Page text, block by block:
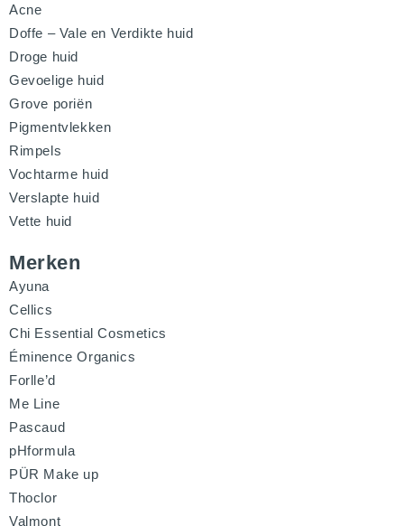
Acne
Doffe – Vale en Verdikte huid
Droge huid
Gevoelige huid
Grove poriën
Pigmentvlekken
Rimpels
Vochtarme huid
Verslapte huid
Vette huid
Merken
Ayuna
Cellics
Chi Essential Cosmetics
Éminence Organics
Forlle’d
Me Line
Pascaud
pHformula
PÜR Make up
Thoclor
Valmont